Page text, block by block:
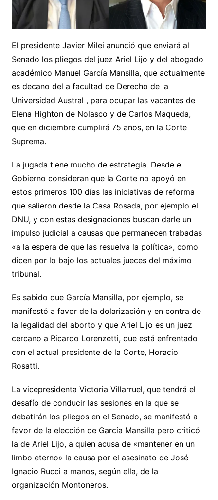
El presidente Javier Milei anunció que enviará al
Senado los pliegos del juez Ariel Lijo y del abogado
académico Manuel García Mansilla, que actualmente
es decano del a facultad de Derecho de la
Universidad Austral , para ocupar las vacantes de
Elena Highton de Nolasco y de Carlos Maqueda,
que en diciembre cumplirá 75 años, en la Corte
Suprema.
La jugada tiene mucho de estrategia. Desde el
Gobierno consideran que la Corte no apoyó en
estos primeros 100 días las iniciativas de reforma
que salieron desde la Casa Rosada, por ejemplo el
DNU, y con estas designaciones buscan darle un
impulso judicial a causas que permanecen trabadas
«a la espera de que las resuelva la política», como
dicen por lo bajo los actuales jueces del máximo
tribunal.
Es sabido que García Mansilla, por ejemplo, se
manifestó a favor de la dolarización y en contra de
la legalidad del aborto y que Ariel Lijo es un juez
cercano a Ricardo Lorenzetti, que está enfrentado
con el actual presidente de la Corte, Horacio
Rosatti.
La vicepresidenta Victoria Villarruel, que tendrá el
desafío de conducir las sesiones en la que se
debatirán los pliegos en el Senado, se manifestó a
favor de la elección de García Mansilla pero criticó
la de Ariel Lijo, a quien acusa de «mantener en un
limbo eterno» la causa por el asesinato de José
Ignacio Rucci a manos, según ella, de la
organización Montoneros.